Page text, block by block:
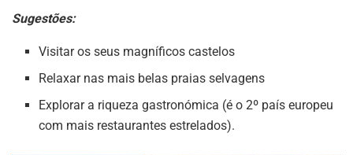
Sugestões:
Visitar os seus magníficos castelos
Relaxar nas mais belas praias selvagens
Explorar a riqueza gastronómica (é o 2º país europeu
com mais restaurantes estrelados).